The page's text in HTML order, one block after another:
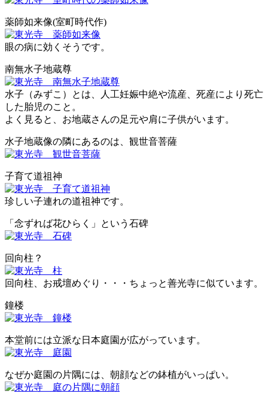
薬師如来像(室町時代作)
眼の病に効くそうです。
南無水子地蔵尊
水子（みずこ）とは、人工妊娠中絶や流産、死産により死亡
した胎児のこと。
よく見ると、お地蔵さんの足元や肩に子供がいます。
水子地蔵像の隣にあるのは、観世音菩薩
子育て道祖神
珍しい子連れの道祖神です。
「念ずれば花ひらく」という石碑
回向柱？
回向柱、お戒壇めぐり・・・ちょっと善光寺に似ています。
鐘楼
本堂前には立派な日本庭園が広がっています。
なぜか庭園の片隅には、朝顔などの鉢植がいっぱい。